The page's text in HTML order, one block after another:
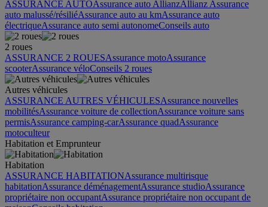
ASSURANCE AUTOAssurance auto AllianzAllianz Assurance
auto malussé/résiliéAssurance auto au kmAssurance auto
électriqueAssurance auto semi autonomeConseils auto
2 roues
ASSURANCE 2 ROUESAssurance motoAssurance
scooterAssurance véloConseils 2 roues
Autres véhicules
ASSURANCE AUTRES VÉHICULESAssurance nouvelles
mobilitésAssurance voiture de collectionAssurance voiture sans
permisAssurance camping-carAssurance quadAssurance
motoculteur
Habitation et Emprunteur
Habitation
ASSURANCE HABITATIONAssurance multirisque
habitationAssurance déménagementAssurance studioAssurance
propriétaire non occupantAssurance propriétaire non occupant de